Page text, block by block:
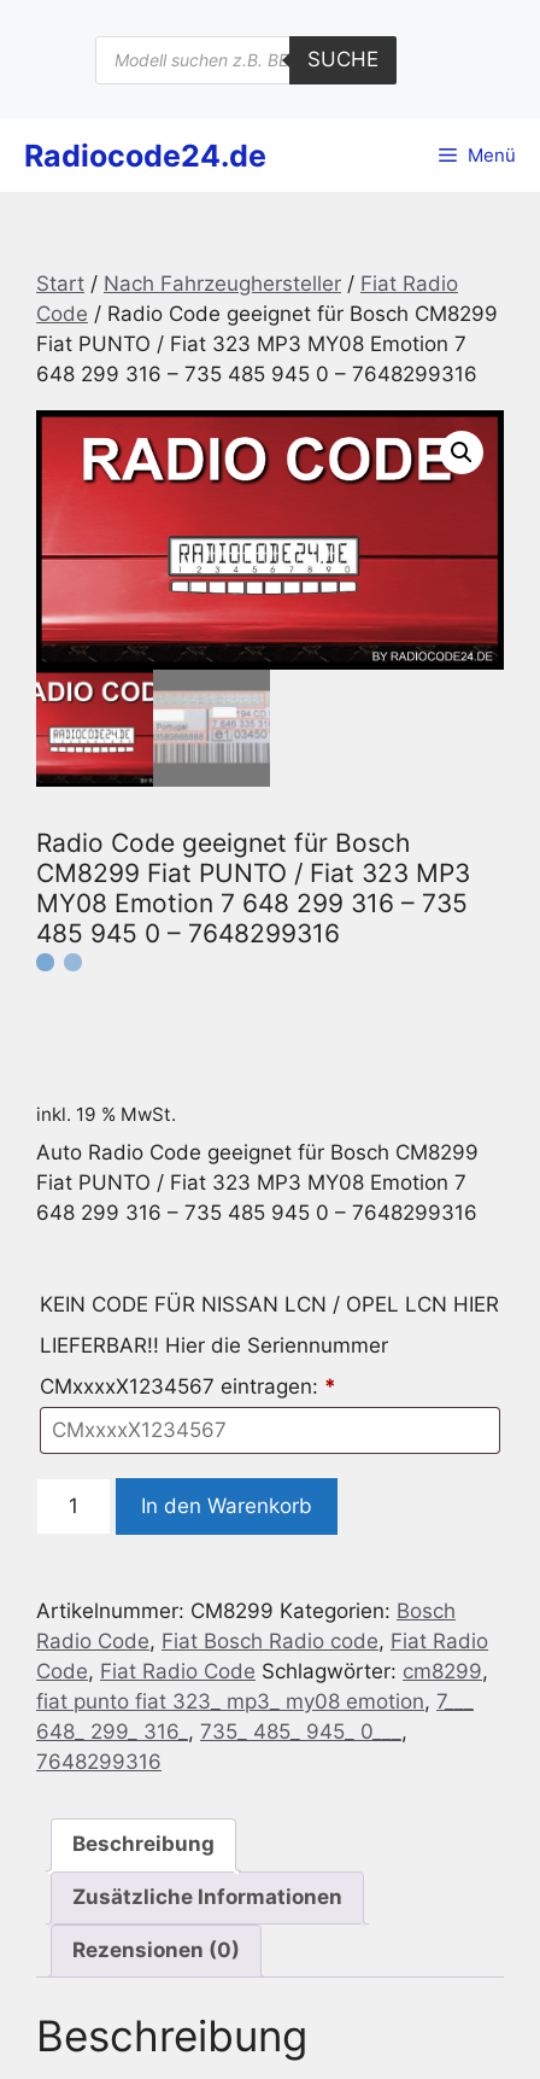
Products
search
SUCHE
Radiocode24.de Menü
Start / Nach Fahrzeughersteller / Fiat Radio
Code / Radio Code geeignet für Bosch CM8299
Fiat PUNTO / Fiat 323 MP3 MY08 Emotion 7
648 299 316 – 735 485 945 0 – 7648299316
Radio Code geeignet für Bosch
CM8299 Fiat PUNTO / Fiat 323 MP3
MY08 Emotion 7 648 299 316 – 735
485 945 0 – 7648299316
inkl. 19 % MwSt.
Auto Radio Code geeignet für Bosch CM8299
Fiat PUNTO / Fiat 323 MP3 MY08 Emotion 7
648 299 316 – 735 485 945 0 – 7648299316
KEIN CODE FÜR NISSAN LCN / OPEL LCN HIER
LIEFERBAR!! Hier die Seriennummer
CMxxxxX1234567 eintragen: *
Code
Bosch
CM8299
Fiat
PUNTO
/
Fiat
MP3
MY08
Emotion
299
-
In den Warenkorb
Artikelnummer: CM8299 Kategorien: Bosch
Radio Code, Fiat Bosch Radio code, Fiat Radio
Code, Fiat Radio Code Schlagwörter: cm8299,
fiat punto fiat 323_ mp3_ my08 emotion, 7___
648_ 299_ 316_ , 735_ 485_ 945_ 0___ ,
7648299316
Beschreibung
Zusätzliche Informationen
Rezensionen (0)
Beschreibung